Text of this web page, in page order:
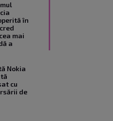
în
mai
a
Nokia
cu
de